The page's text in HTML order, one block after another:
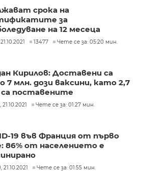
срока на
за
на 12 месеца
13477 Чете се за: 05:20 мин.
Кирилов: Доставени са
7 млн. дози ваксини, като 2,7
са поставените
21.10.2021 Чете се за: 01:27 мин.
19 във Франция от първо
86% от населението е
21.10.2021 Чете се за: 01:55 мин.